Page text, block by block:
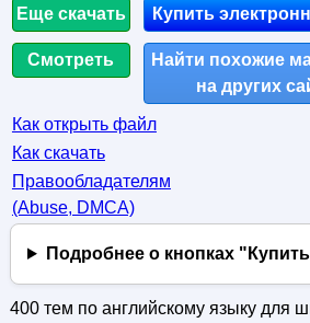
Еще скачать
Смотреть
Купить
Найти похожие
на других
Как открыть файл
Как скачать
Правообладателям
(Abuse, DMСA)
Подробнее о кнопках
400 тем по английскому языку для